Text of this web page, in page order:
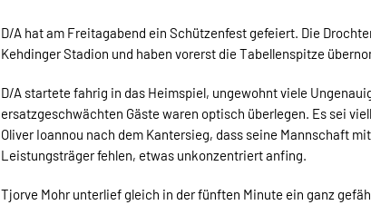
D/A hat am Freitagabend ein Schützenfest gefeiert. Die
Kehdinger Stadion und haben vorerst die Tabellenspitze
D/A startete fahrig in das Heimspiel, ungewohnt viele
ersatzgeschwächten Gäste waren optisch überlegen. Es sei
Oliver Ioannou nach dem Kantersieg, dass seine Mannschaft
Leistungsträger fehlen, etwas unkonzentriert anfing.
Tjorve Mohr unterlief gleich in der fünften Minute ein ganz